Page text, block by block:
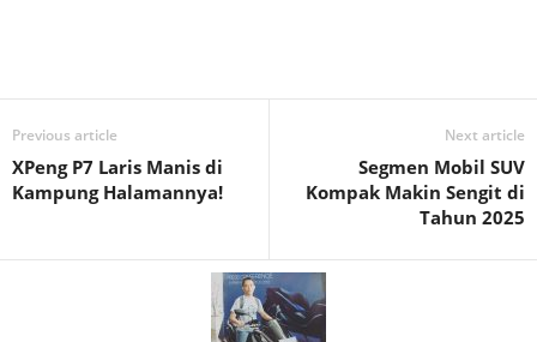
Previous article
XPeng P7 Laris Manis di
Kampung Halamannya!
Next article
Segmen Mobil SUV
Kompak Makin Sengit di
Tahun 2025